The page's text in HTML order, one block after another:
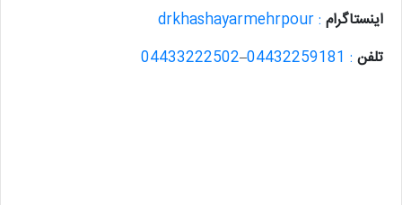
اینستاگرام : drkhashayarmehrpour
تلفن : 04432259181
–
04433222502